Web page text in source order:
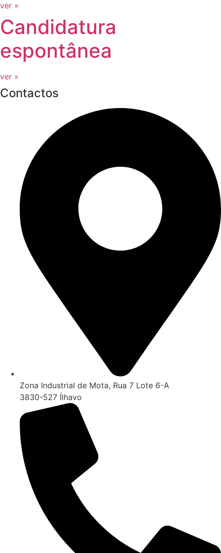
ver »
Candidatura
espontânea
ver »
Contactos
Zona Industrial de Mota, Rua 7 Lote 6-A
3830-527 Ílhavo